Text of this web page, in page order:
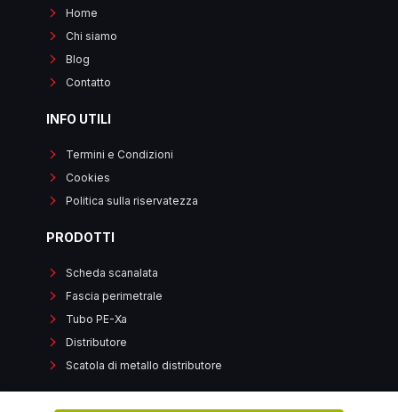
Home
Chi siamo
Blog
Contatto
INFO UTILI
Termini e Condizioni
Cookies
Politica sulla riservatezza
PRODOTTI
Scheda scanalata
Fascia perimetrale
Tubo PE-Xa
Distributore
Scatola di metallo distributore